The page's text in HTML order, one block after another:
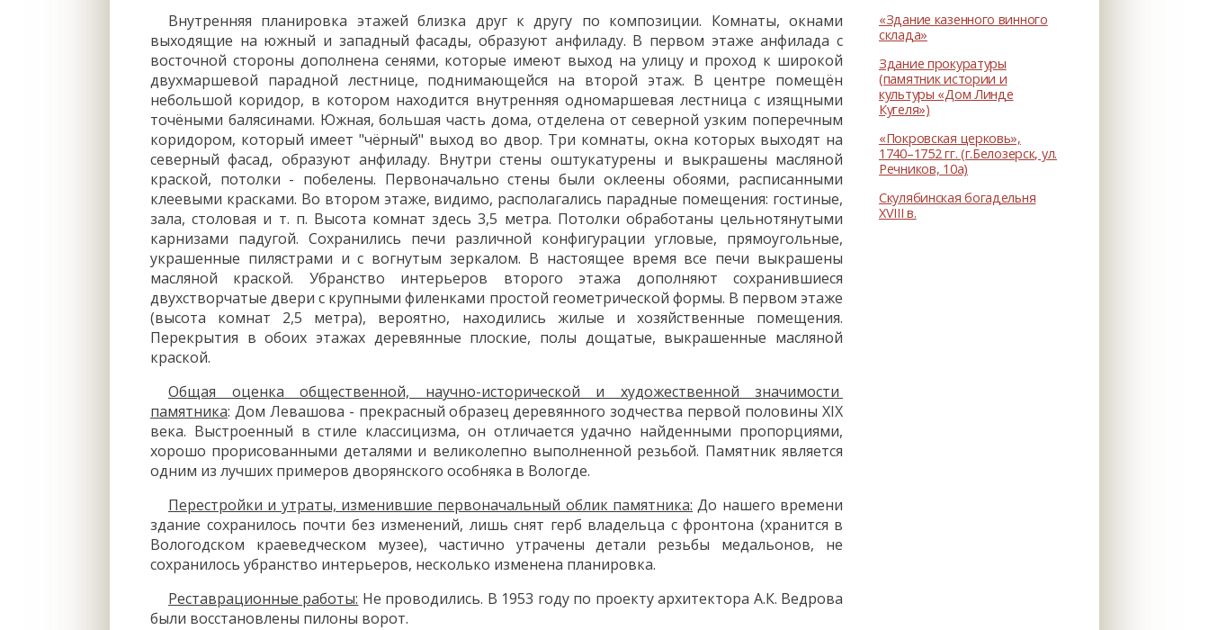
«Здание казенного винного
склада»
Здание прокуратуры
(памятник истории и
культуры «Дом Линде
Кугеля»)
«Покровская церковь»,
1740–1752 гг. (г.Белозерск, ул.
Речников, 10а)
Скулябинская богадельня
XVIII в.
Внутренняя планировка этажей близка друг к другу по композиции. Комнаты, окнами
выходящие на южный и западный фасады, образуют анфиладу. В первом этаже анфилада с
восточной стороны дополнена сенями, которые имеют выход на улицу и проход к широкой
двухмаршевой парадной лестнице, поднимающейся на второй этаж. В центре помещён
небольшой коридор, в котором находится внутренняя одномаршевая лестница с изящными
точёными балясинами. Южная, большая часть дома, отделена от северной узким поперечным
коридором, который имеет "чёрный" выход во двор. Три комнаты, окна которых выходят на
северный фасад, образуют анфиладу. Внутри стены оштукатурены и выкрашены масляной
краской, потолки - побелены. Первоначально стены были оклеены обоями, расписанными
клеевыми красками. Во втором этаже, видимо, располагались парадные помещения: гостиные,
зала, столовая и т. п. Высота комнат здесь 3,5 метра. Потолки обработаны цельнотянутыми
карнизами падугой. Сохранились печи различной конфигурации угловые, прямоугольные,
украшенные пилястрами и с вогнутым зеркалом. В настоящее время все печи выкрашены
масляной краской. Убранство интерьеров второго этажа дополняют сохранившиеся
двухстворчатые двери с крупными филенками простой геометрической формы. В первом этаже
(высота комнат 2,5 метра), вероятно, находились жилые и хозяйственные помещения.
Перекрытия в обоих этажах деревянные плоские, полы дощатые, выкрашенные масляной
краской.
Общая оценка общественной, научно-исторической и художественной значимости
памятника: Дом Левашова - прекрасный образец деревянного зодчества первой половины XIX
века. Выстроенный в стиле классицизма, он отличается удачно найденными пропорциями,
хорошо прорисованными деталями и великолепно выполненной резьбой. Памятник является
одним из лучших примеров дворянского особняка в Вологде.
Перестройки и утраты, изменившие первоначальный облик памятника: До нашего времени
здание сохранилось почти без изменений, лишь снят герб владельца с фронтона (хранится в
Вологодском краеведческом музее), частично утрачены детали резьбы медальонов, не
сохранилось убранство интерьеров, несколько изменена планировка.
Реставрационные работы: Не проводились. В 1953 году по проекту архитектора А.К. Ведрова
были восстановлены пилоны ворот.